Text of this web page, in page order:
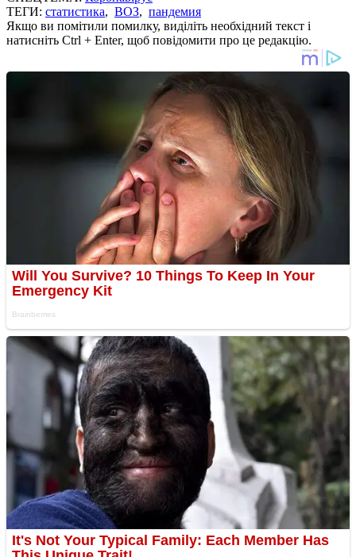
ТЕГИ: статистика, ВОЗ, пандемия
Якщо ви помітили помилку, виділіть необхідний текст і
натисніть Ctrl + Enter, щоб повідомити про це редакцію.